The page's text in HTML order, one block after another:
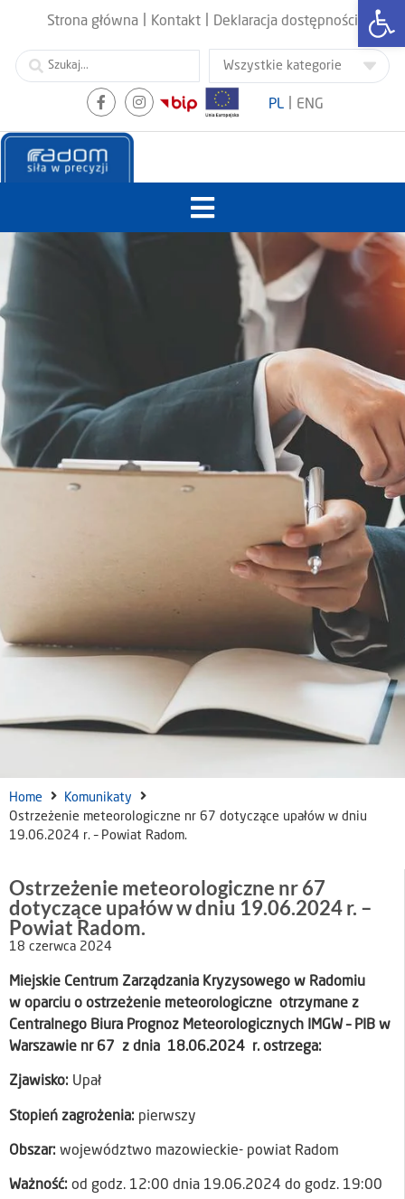
Strona główna Kontakt Deklaracja dostępności
PL ENG
Home
Komunikaty
Ostrzeżenie meteorologiczne nr 67 dotyczące upałów w dniu
19.06.2024 r. – Powiat Radom.
Ostrzeżenie meteorologiczne nr 67
dotyczące upałów w dniu 19.06.2024 r. –
Powiat Radom.
18 czerwca 2024
Miejskie Centrum Zarządzania Kryzysowego w Radomiu
w oparciu o ostrzeżenie meteorologiczne otrzymane z
Centralnego Biura Prognoz Meteorologicznych IMGW – PIB w
Warszawie nr 67 z dnia 18.06.2024 r. ostrzega:
Zjawisko: Upał
Stopień zagrożenia: pierwszy
Obszar: województwo mazowieckie- powiat Radom
Ważność: od godz. 12:00 dnia 19.06.2024 do godz. 19:00